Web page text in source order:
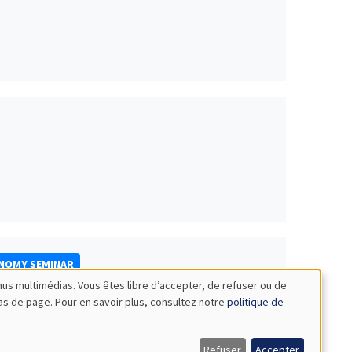
SEMINAR
multimédias. Vous êtes libre d’accepter, de refuser ou de
de page. Pour en savoir plus, consultez notre politique de